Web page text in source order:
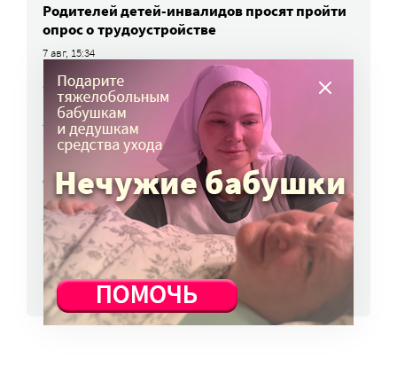
Родителей детей-инвалидов просят пройти
опрос о трудоустройстве
7 авг, 15:34
«Энхерту» от рака груди включили
в перечень жизненно важных препаратов
7 авг, 15:15
НКО часто рискуют нарушить закон
о персональных данных. Как этого
избежать?
7 авг, 13:13
ВСЕ НОВОСТИ